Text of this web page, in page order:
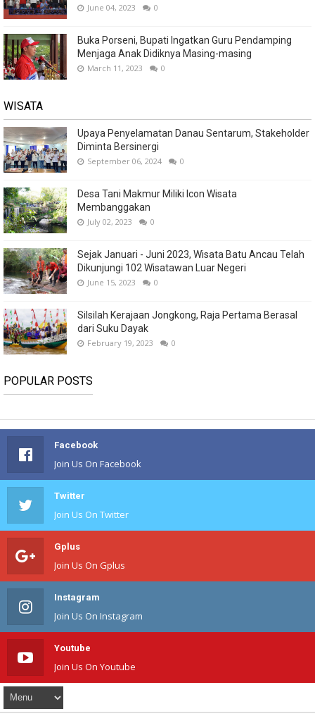
June 04, 2023 0
Buka Porseni, Bupati Ingatkan Guru Pendamping
Menjaga Anak Didiknya Masing-masing
March 11, 2023 0
WISATA
Upaya Penyelamatan Danau Sentarum, Stakeholder
Diminta Bersinergi
September 06, 2024 0
Desa Tani Makmur Miliki Icon Wisata
Membanggakan
July 02, 2023 0
Sejak Januari - Juni 2023, Wisata Batu Ancau Telah
Dikunjungi 102 Wisatawan Luar Negeri
June 15, 2023 0
Silsilah Kerajaan Jongkong, Raja Pertama Berasal
dari Suku Dayak
February 19, 2023 0
POPULAR POSTS
Facebook
Join Us On Facebook
Twitter
Join Us On Twitter
Gplus
Join Us On Gplus
Instagram
Join Us On Instagram
Youtube
Join Us On Youtube